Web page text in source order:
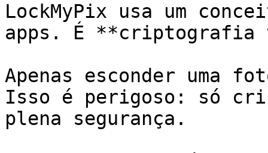
LockMyPix usa um
apps. É
Apenas esconder uma
Isso é perigoso: só
plena segurança.